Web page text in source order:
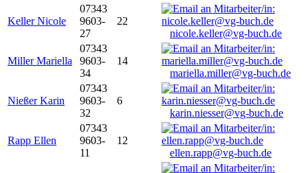
Keller Nicole
07343
9603-
27
22
nicole.keller@vg-buch.de
Miller Mariella
07343
9603-
34
14
mariella.miller@vg-buch.de
Nießer Karin
07343
9603-
32
6
karin.niesser@vg-buch.de
Rapp Ellen
07343
9603-
11
12
ellen.rapp@vg-buch.de